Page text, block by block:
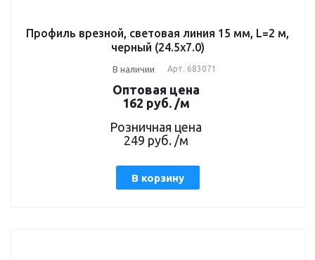
Профиль врезной, световая линия 15 мм, L=2 м,
черный (24.5х7.0)
В наличии Арт. 683071
Оптовая цена
162 руб./м
Розничная цена
249 руб. /м
В корзину